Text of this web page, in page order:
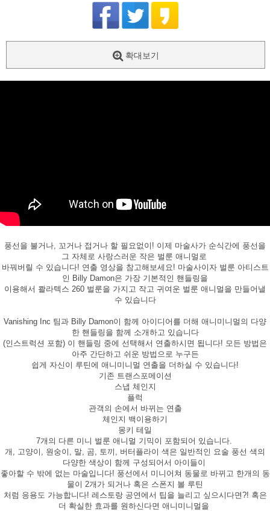
확대보기
풍선을 불거나, 꼬거나 접거나 할 필요없이! 이제 마술사가 순식간에 풍선을
그 자체로 사랑스러운 작은 벌룬 애니멀로
바꿔버릴 수 있습니다! 연출 영상을 참고해보세요! 마술사이자 벌룬 아티스트
인 Billy Damon은 가장 기본적인 핸들링을
이용해서 콸라텍스 260 벌룬을 가지고 작고 귀여운 벌룬 애니멀을 만들어낼
수 있습니다
Vanishing Inc 팀과 Billy Damon이 함께 아이디어를 더해 애니미니멀의 다양
한 핸들링을 함께 소개하고 있습니다
(인스트럭션 포함) 이 핸들링 중에 선택해서 연출하시면 됩니다! 모든 방법은
아주 간단하고 쉬운 방법으로 누구든
쉽게 자신이 루틴에 애니미니멀 연출을 더하실 수 있습니다!
기존 트랜스포메이션
스냅 체인지
플럭
관객의 손에서 바뀌는 연출
체인지 백이용하기
몽키 테일
7개의 다른 미니 벌룬 애니멀 기믹이 포함되어 있습니다.
개, 고양이, 원숭이, 말, 곰, 토끼, 버터플라이 색은 일반적인 요술 풍선 색의
다양한 색상이 함께 구성되어서 아이들이
좋아할 수 밖에 없는 마술입니다! 풍선에서 미니어쳐 동물로 바뀌고 한개의 동
물이 2개가 되거나 혹은 스폰지 볼 루틴
처럼 응용도 가능합니다! 레스토랑 공연에서 팁을 늘리고 싶으시다면?! 혹은
더 확실한 효과를 원하신다면 애니미니멀을